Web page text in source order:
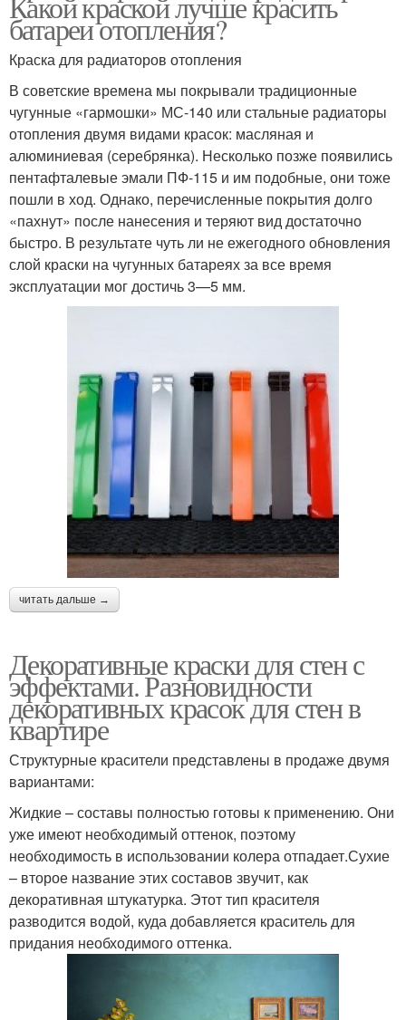
батареи отопления?
Краска для радиаторов отопления
В советские времена мы покрывали традиционные
чугунные «гармошки» МС-140 или стальные радиаторы
отопления двумя видами красок: масляная и
алюминиевая (серебрянка). Несколько позже появились
пентафталевые эмали ПФ-115 и им подобные, они тоже
пошли в ход. Однако, перечисленные покрытия долго
«пахнут» после нанесения и теряют вид достаточно
быстро. В результате чуть ли не ежегодного обновления
слой краски на чугунных батареях за все время
эксплуатации мог достичь 3—5 мм.
читать дальше →
Декоративные краски для стен с
эффектами. Разновидности
декоративных красок для стен в
квартире
Структурные красители представлены в продаже двумя
вариантами:
Жидкие – составы полностью готовы к применению. Они
уже имеют необходимый оттенок, поэтому
необходимость в использовании колера отпадает.Сухие
– второе название этих составов звучит, как
декоративная штукатурка. Этот тип красителя
разводится водой, куда добавляется краситель для
придания необходимого оттенка.